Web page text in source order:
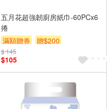
五月花超強韌廚房紙巾-60PCx6
捲
滿額贈券
贈$200
$ 145
$105